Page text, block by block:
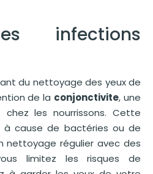
infections
du nettoyage des yeux de
de la conjonctivite, une
les nourrissons. Cette
à cause de bactéries ou de
nettoyage régulier avec des
limitez les risques de